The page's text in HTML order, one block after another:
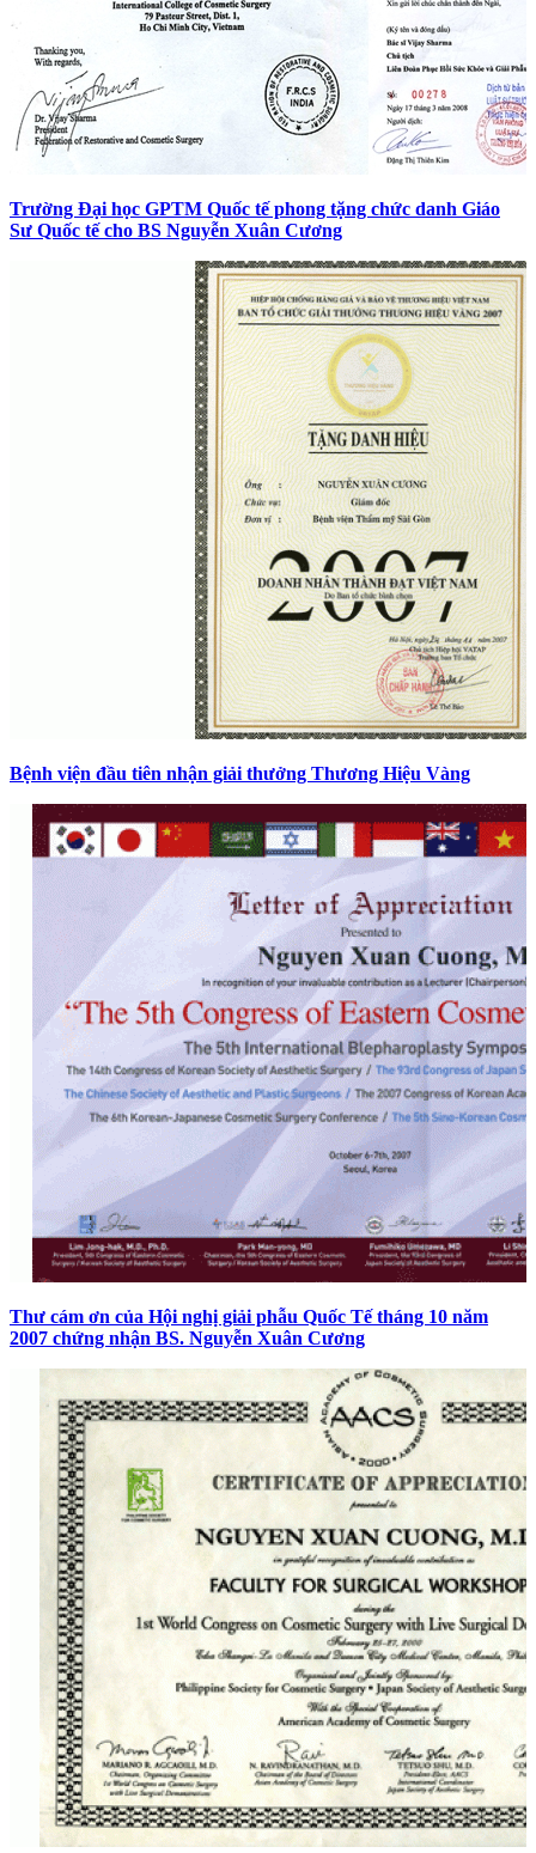
Trường Đại học GPTM Quốc tế phong tặng chức danh Giáo
Sư Quốc tế cho BS Nguyễn Xuân Cương
Bệnh viện đầu tiên nhận giải thưởng Thương Hiệu Vàng
Thư cám ơn của Hội nghị giải phẫu Quốc Tế tháng 10 năm
2007 chứng nhận BS. Nguyễn Xuân Cương